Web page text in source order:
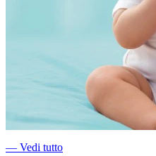
― Vedi tutto